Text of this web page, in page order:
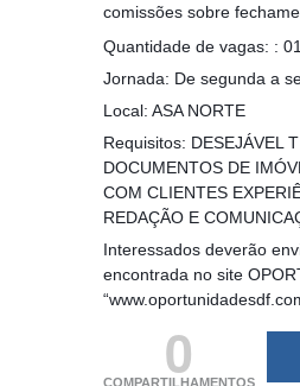
comissões sobre
Quantidade de vagas: :
Jornada: De segunda a
Local: ASA NORTE
Requisitos: DESEJÁVEL
DOCUMENTOS DE
COM CLIENTES
REDAÇÃO E
Interessados deverão
encontrada no site
0
COMPARTILHAMENTOS